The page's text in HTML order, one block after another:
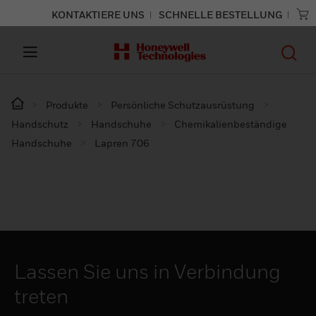
KONTAKTIERE UNS SCHNELLE BESTELLUNG
Produkte
Persönliche Schutzausrüstung
Handschutz
Handschuhe
Chemikalienbeständige
Handschuhe
Lapren 706
Lassen Sie uns in Verbindung
treten